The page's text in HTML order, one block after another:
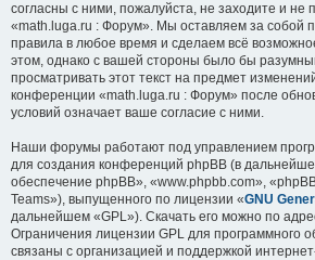
согласны с ними, пожалуйста, не заходите и не
«math.luga.ru : Форум». Мы оставляем за собой
правила в любое время и сделаем всё
этом, однако с вашей стороны было бы
просматривать этот текст на предмет
конференции «math.luga.ru : Форум» после
условий означает ваше согласие с ними.
Наши форумы работают под управлением
для создания конференций phpBB (в
обеспечение phpBB», «www.phpbb.com»,
Teams»), выпущенного по лицензии «GNU
дальнейшем «GPL»). Скачать его можно по
Ограничения лицензии GPL для программного
связаны с организацией и поддержкой